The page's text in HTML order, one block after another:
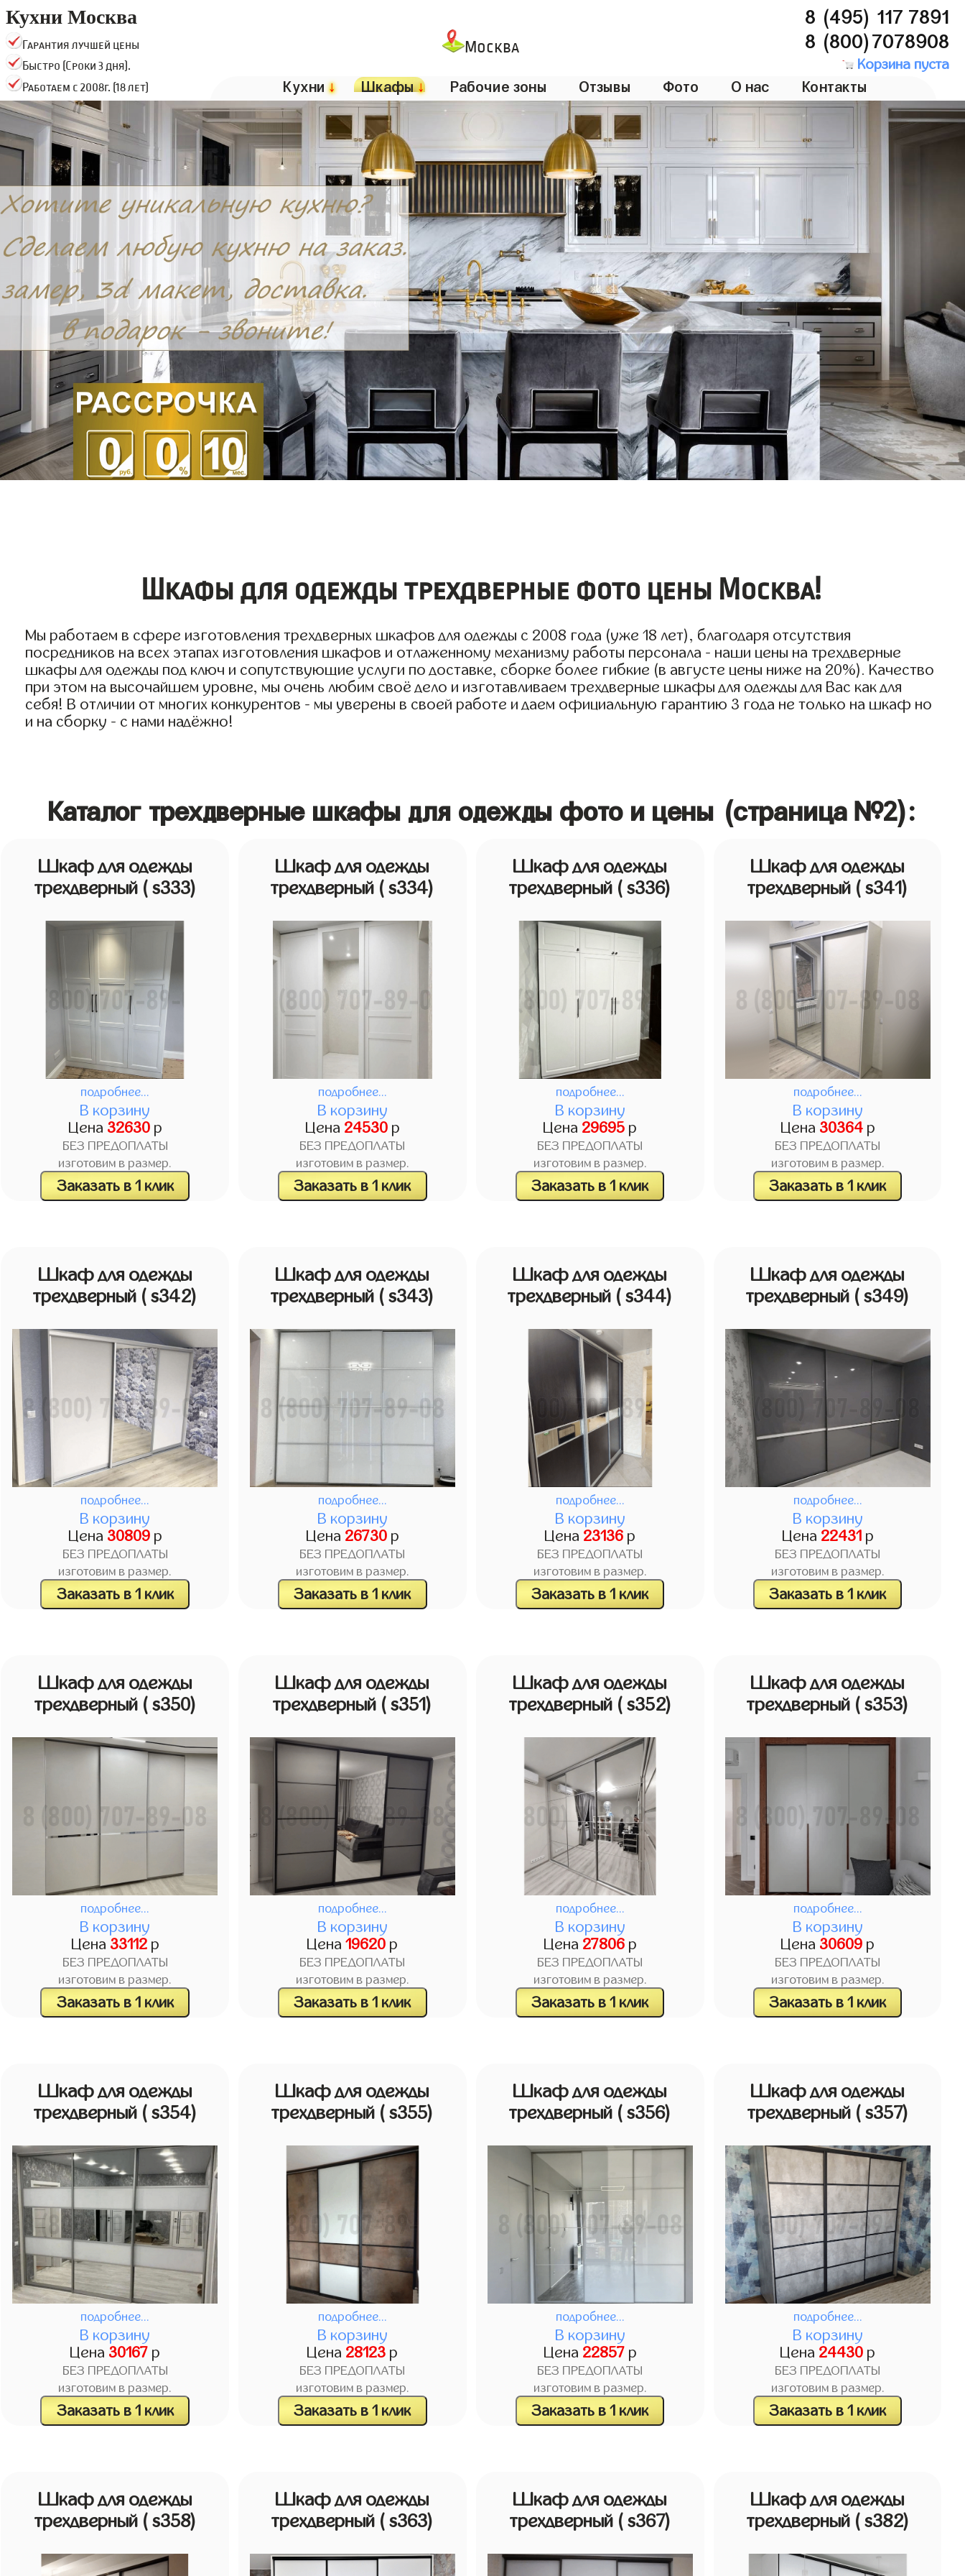
Кухни Москва
Гарантия лучшей цены
Быстро (Сроки 3 дня).
Работаем с 2008г. (18 лет)
Москва
8 (495) 117 7891
8 (800)7078908
Корзина пуста
Кухни↓ Шкафы↓ Рабочие зоны Отзывы Фото О нас Контакты
Шкафы для одежды трехдверные фото цены Москва!
Мы работаем в сфере изготовления трехдверных шкафов для одежды с 2008 года (уже 18 лет), благодаря отсутствия
посредников на всех этапах изготовления шкафов и отлаженному механизму работы персонала - наши цены на трехдверные
шкафы для одежды под ключ и сопутствующие услуги по доставке, сборке более гибкие (в августе цены ниже на 20%). Качество
при этом на высочайшем уровне, мы очень любим своё дело и изготавливаем трехдверные шкафы для одежды для Вас как для
себя! В отличии от многих конкурентов - мы уверены в своей работе и даем официальную гарантию 3 года не только на шкаф но
и на сборку - с нами надёжно!
Каталог трехдверные шкафы для одежды фото и цены (страница №2):
Шкаф для одежды
трехдверный ( s333)
подробнее...
В корзину
Цена 32630р
БЕЗ ПРЕДОПЛАТЫ
изготовим в размер.
Заказать в 1 клик
Шкаф для одежды
трехдверный ( s334)
подробнее...
В корзину
Цена 24530р
БЕЗ ПРЕДОПЛАТЫ
изготовим в размер.
Заказать в 1 клик
Шкаф для одежды
трехдверный ( s336)
подробнее...
В корзину
Цена 29695 р
БЕЗ ПРЕДОПЛАТЫ
изготовим в размер.
Заказать в 1 клик
Шкаф для одежды
трехдверный ( s341)
подробнее...
В корзину
Цена 30364р
БЕЗ ПРЕДОПЛАТЫ
изготовим в размер.
Заказать в 1 клик
Шкаф для одежды
трехдверный ( s342)
подробнее...
В корзину
Цена 30809р
БЕЗ ПРЕДОПЛАТЫ
изготовим в размер.
Заказать в 1 клик
Шкаф для одежды
трехдверный ( s343)
подробнее...
В корзину
Цена 26730р
БЕЗ ПРЕДОПЛАТЫ
изготовим в размер.
Заказать в 1 клик
Шкаф для одежды
трехдверный ( s344)
подробнее...
В корзину
Цена 23136 р
БЕЗ ПРЕДОПЛАТЫ
изготовим в размер.
Заказать в 1 клик
Шкаф для одежды
трехдверный ( s349)
подробнее...
В корзину
Цена 22431 р
БЕЗ ПРЕДОПЛАТЫ
изготовим в размер.
Заказать в 1 клик
Шкаф для одежды
трехдверный ( s350)
подробнее...
В корзину
Цена 33112р
БЕЗ ПРЕДОПЛАТЫ
изготовим в размер.
Заказать в 1 клик
Шкаф для одежды
трехдверный ( s351)
подробнее...
В корзину
Цена19620 р
БЕЗ ПРЕДОПЛАТЫ
изготовим в размер.
Заказать в 1 клик
Шкаф для одежды
трехдверный ( s352)
подробнее...
В корзину
Цена 27806р
БЕЗ ПРЕДОПЛАТЫ
изготовим в размер.
Заказать в 1 клик
Шкаф для одежды
трехдверный ( s353)
подробнее...
В корзину
Цена 30609 р
БЕЗ ПРЕДОПЛАТЫ
изготовим в размер.
Заказать в 1 клик
Шкаф для одежды
трехдверный ( s354)
подробнее...
В корзину
Цена 30167 р
БЕЗ ПРЕДОПЛАТЫ
изготовим в размер.
Заказать в 1 клик
Шкаф для одежды
трехдверный ( s355)
подробнее...
В корзину
Цена 28123 р
БЕЗ ПРЕДОПЛАТЫ
изготовим в размер.
Заказать в 1 клик
Шкаф для одежды
трехдверный ( s356)
подробнее...
В корзину
Цена 22857р
БЕЗ ПРЕДОПЛАТЫ
изготовим в размер.
Заказать в 1 клик
Шкаф для одежды
трехдверный ( s357)
подробнее...
В корзину
Цена 24430 р
БЕЗ ПРЕДОПЛАТЫ
изготовим в размер.
Заказать в 1 клик
Шкаф для одежды
трехдверный ( s358)
Шкаф для одежды
трехдверный ( s363)
Шкаф для одежды
трехдверный ( s367)
Шкаф для одежды
трехдверный ( s382)